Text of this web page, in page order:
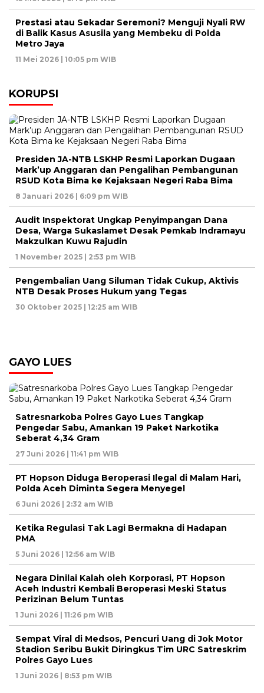
Prestasi atau Sekadar Seremoni? Menguji Nyali RW
di Balik Kasus Asusila yang Membeku di Polda
Metro Jaya
11 Mei 2026 | 10:05 pm WIB
KORUPSI
Presiden JA-NTB LSKHP Resmi Laporkan Dugaan
Mark’up Anggaran dan Pengalihan Pembangunan
RSUD Kota Bima ke Kejaksaan Negeri Raba Bima
8 Januari 2026 | 6:09 pm WIB
Audit Inspektorat Ungkap Penyimpangan Dana
Desa, Warga Sukaslamet Desak Pemkab Indramayu
Makzulkan Kuwu Rajudin
1 November 2025 | 2:53 pm WIB
Pengembalian Uang Siluman Tidak Cukup, Aktivis
NTB Desak Proses Hukum yang Tegas
30 Oktober 2025 | 12:25 am WIB
GAYO LUES
Satresnarkoba Polres Gayo Lues Tangkap
Pengedar Sabu, Amankan 19 Paket Narkotika
Seberat 4,34 Gram
27 Juni 2026 | 11:41 pm WIB
PT Hopson Diduga Beroperasi Ilegal di Malam Hari,
Polda Aceh Diminta Segera Menyegel
6 Juni 2026 | 2:32 am WIB
Ketika Regulasi Tak Lagi Bermakna di Hadapan
PMA
5 Juni 2026 | 12:56 am WIB
Negara Dinilai Kalah oleh Korporasi, PT Hopson
Aceh Industri Kembali Beroperasi Meski Status
Perizinan Belum Tuntas
1 Juni 2026 | 11:26 pm WIB
Sempat Viral di Medsos, Pencuri Uang di Jok Motor
Stadion Seribu Bukit Diringkus Tim URC Satreskrim
Polres Gayo Lues
1 Juni 2026 | 8:53 pm WIB